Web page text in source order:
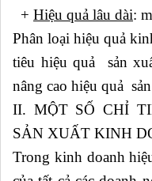
+ Hiệu quả lâu dài:
Phân loại hiệu quả
tiêu hiệu quả sản
nâng cao hiệu quả
II. MỘT SỐ CHỈ
SẢN XUẤT KINH
Trong kinh doanh